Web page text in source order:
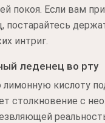
покоя. Если вам
постарайтесь
интриг.
леденец во рту
кислоту
столкновение с